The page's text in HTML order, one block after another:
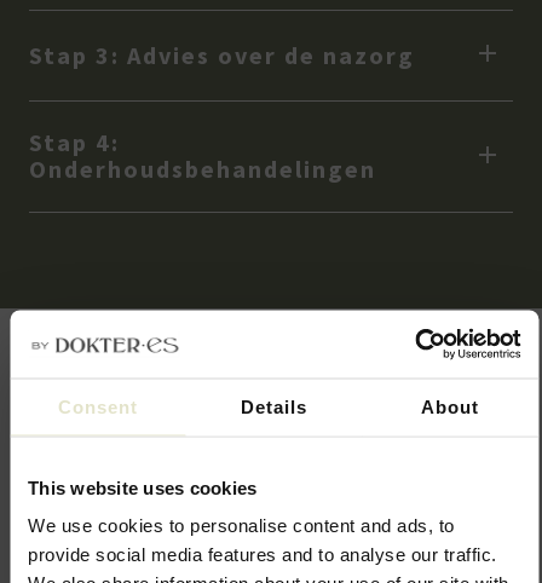
Consent Details About
This website uses cookies
We use cookies to personalise content and ads, to
provide social media features and to analyse our traffic.
Stap 3: Advies over de nazorg
Stap 4:
Onderhoudsbehandelingen
De kracht van combinatie
behandelingen.
Waar Juläine de collageenaanmaak in de diepere huidlagen
stimuleert, richten andere behandelingen zich meer op